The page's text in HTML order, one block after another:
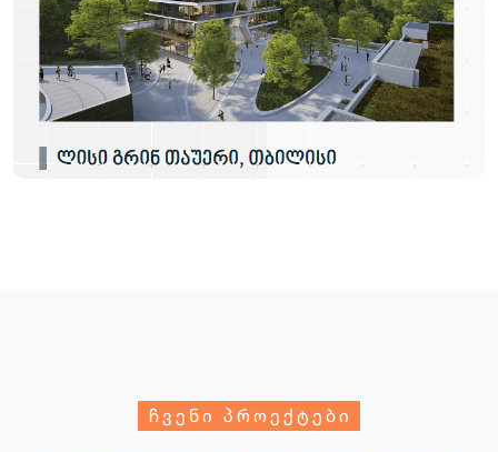
ჩვენი პროექტები